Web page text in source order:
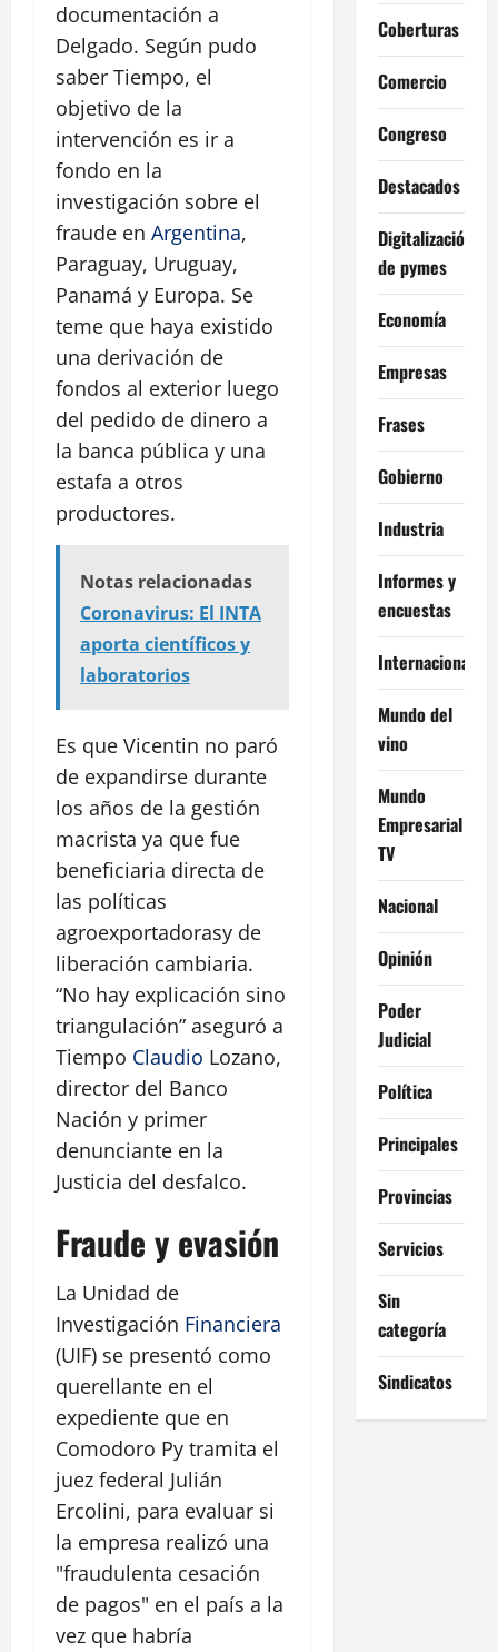
documentación a
Delgado. Según pudo
saber Tiempo, el
objetivo de la
intervención es ir a
fondo en la
investigación sobre el
fraude en Argentina,
Paraguay, Uruguay,
Panamá y Europa. Se
teme que haya existido
una derivación de
fondos al exterior luego
del pedido de dinero a
la banca pública y una
estafa a otros
productores.
Notas relacionadas
Coronavirus: El INTA
aporta científicos y
laboratorios
Es que Vicentin no paró
de expandirse durante
los años de la gestión
macrista ya que fue
beneficiaria directa de
las políticas
agroexportadorasy de
liberación cambiaria.
“No hay explicación sino
triangulación” aseguró a
Tiempo Claudio Lozano,
director del Banco
Nación y primer
denunciante en la
Justicia del desfalco.
Fraude y evasión
La Unidad de
Investigación Financiera
(UIF) se presentó como
querellante en el
expediente que en
Comodoro Py tramita el
juez federal Julián
Ercolini, para evaluar si
la empresa realizó una
"fraudulenta cesación
de pagos" en el país a la
vez que habría
Coberturas
Comercio
Congreso
Destacados
Digitalización
de pymes
Economía
Empresas
Frases
Gobierno
Industria
Informes y
encuestas
Internacional
Mundo del
vino
Mundo
Empresarial
TV
Nacional
Opinión
Poder
Judicial
Política
Principales
Provincias
Servicios
Sin
categoría
Sindicatos